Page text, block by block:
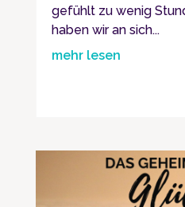
gefühlt zu wenig
haben wir an sich...
mehr lesen